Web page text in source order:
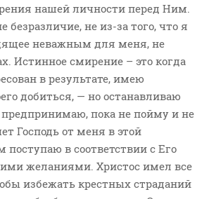
нашей личности перед Ним.
безразличие, не из-за того, что я
неважным для меня, не
Истинное смирение – это когда
в результате, имею
добиться, — но останавливаю
предпринимаю, пока не пойму и не
Господь от меня в этой
поступаю в соответствии с Его
желаниями. Христос имел все
избежать крестных страданий